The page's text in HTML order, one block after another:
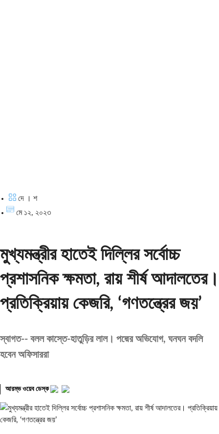
দে । শ
মে ১২, ২০২৩
মুখ্যমন্ত্রীর হাতেই দিল্লির সর্বোচ্চ
প্রশাসনিক ক্ষমতা, রায় শীর্ষ আদালতের।
প্রতিক্রিয়ায় কেজরি, ‘গণতন্ত্রের জয়’
স্বাগত-- বলল কাস্তে-হাতুড়ির লাল। পদ্মের অভিযোগ, ঘনঘন বদলি
হবেন অফিসাররা
আরম্ভ ওয়েব ডেস্ক